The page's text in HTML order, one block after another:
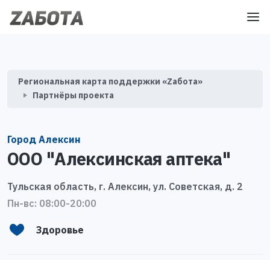
Региональная карта поддержки «Zабота»
Партнёры проекта
Город Алексин
ООО "Алексинская аптека"
Тульская область, г. Алексин, ул. Советская, д. 2
Пн-вс: 08:00-20:00
Здоровье